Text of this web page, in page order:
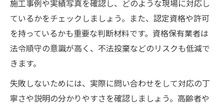
施工事例や実績写真を確認し、どのような現場に対応し
ているかをチェックしましょう。また、認定資格や許可
を持っているかも重要な判断材料です。資格保有業者は
法令順守の意識が高く、不法投棄などのリスクも低減で
きます。
失敗しないためには、実際に問い合わせをして対応の丁
寧さや説明の分かりやすさを確認しましょう。高齢者や